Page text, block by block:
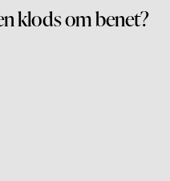
klods om benet?